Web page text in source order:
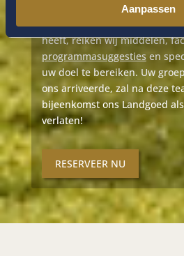
Aanpassen
in of we doen dat met behulp
Wanneer u laat weten welk
heeft, reiken wij middelen,
programmasuggesties en
uw doel te bereiken. Uw
ons arriveerde, zal na deze
bijeenkomst ons Landgoed
verlaten!
RESERVEER NU